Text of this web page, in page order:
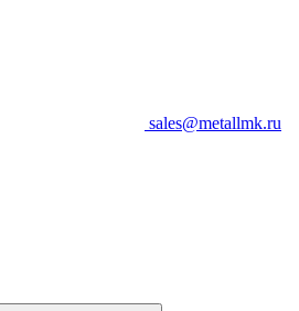
sales@metallmk.ru